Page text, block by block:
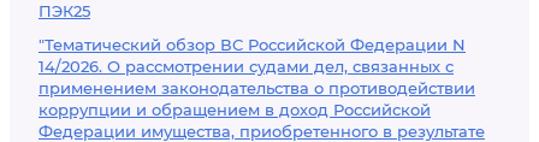
ПЭК25
"Тематический обзор ВС Российской Федерации N
14/2026. О рассмотрении судами дел, связанных с
применением законодательства о противодействии
коррупции и обращением в доход Российской
Федерации имущества, приобретенного в результате